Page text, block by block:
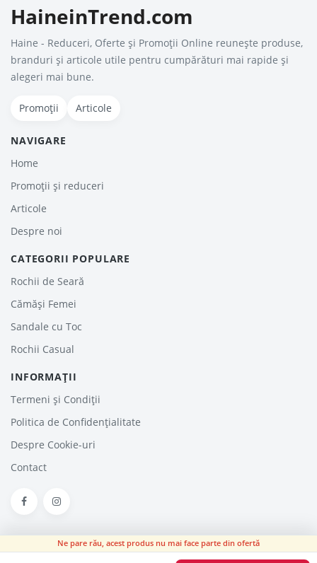
Ne pare rău, acest produs nu mai face parte din ofertă
HaineinTrend.com
Haine - Reduceri, Oferte şi Promoţii Online reunește produse,
branduri și articole utile pentru cumpărături mai rapide și
alegeri mai bune.
Promoții Articole
NAVIGARE
Home
Promoții și reduceri
Articole
Despre noi
CATEGORII POPULARE
Rochii de Seară
Cămăși Femei
Sandale cu Toc
Rochii Casual
INFORMAȚII
Termeni și Condiții
Politica de Confidențialitate
Despre Cookie-uri
Contact
HaineinTrend.com © 2026. Haine - Reduceri, Oferte şi Promoţii Online